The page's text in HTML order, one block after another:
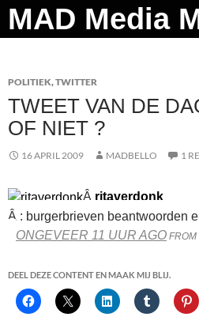
Ga
naar
Zoeken
POLITIEK,TWITTER
TWEET VAN DE
OF NIET ?
16 APRIL 2009 MADBELLO 1
Â ritaverdonk
Â : burgerbrieven beantwoorden
ONGEVEER 11 UUR AGO FROM
DEEL DEZE CONTENT EN MAAK MIJ BLIJ.